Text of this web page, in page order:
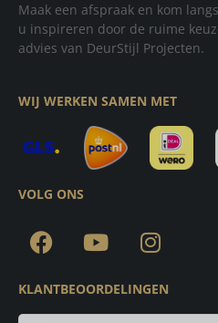
Maak een afspraak en kom
u inspireren door de ruime
advies van DeurStijl Projecten.
WIJ WERKEN SAMEN MET
VOLG ONS
KLANTBEOORDELINGEN